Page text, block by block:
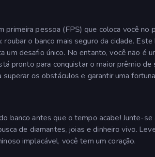
pessoa (FPS) que coloca você no
o banco mais seguro da cidade.
um desafio único. No entanto, você não é
pronto para conquistar o maior prêmio de
os obstáculos e garantir uma
banco antes que o tempo acabe! Junte-se
de diamantes, joias e dinheiro vivo.
implacável, você tem um coração.